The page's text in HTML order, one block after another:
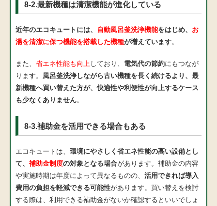
8-2.最新機種は清潔機能が進化している
近年のエコキュートには、 自動風呂釜洗浄機能をはじめ、 お
湯を清潔に保つ機能を搭載した機種が増えています。
また、 省エネ性能も向上 しており、 電気代の節約にもつなが
ります。 風呂釜洗浄しながら古い機種を長く続けるより、最
新機種へ買い替えた方が、快適性や利便性が向上するケース
も少なくありません。
8-3.補助金を活用できる場合もある
エコキュートは、 環境にやさしく省エネ性能の高い設備とし
て、 補助金制度の対象となる場合があります。補助金の内容
や実施時期は年度によって異なるものの、 活用できれば導入
費用の負担を軽減できる可能性があります。買い替えを検討
する際は、利用できる補助金がないか確認するといいでしょ